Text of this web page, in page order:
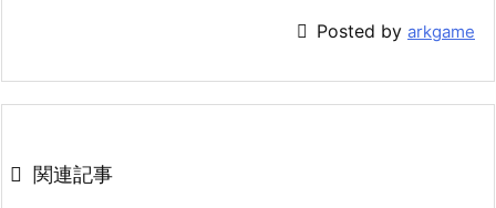
 Posted by arkgame
 関連記事